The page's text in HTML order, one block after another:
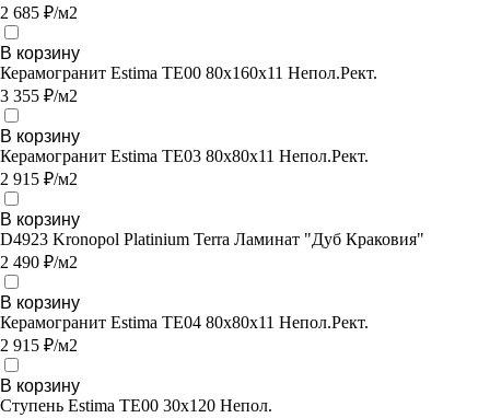
2 685 ₽/м2
В корзину
Керамогранит Estima TE00 80x160x11 Непол.Рект.
3 355 ₽/м2
В корзину
Керамогранит Estima TE03 80x80x11 Непол.Рект.
2 915 ₽/м2
В корзину
D4923 Kronopol Platinium Terra Ламинат "Дуб Краковия"
2 490 ₽/м2
В корзину
Керамогранит Estima TE04 80x80x11 Непол.Рект.
2 915 ₽/м2
В корзину
Ступень Estima TE00 30x120 Непол.